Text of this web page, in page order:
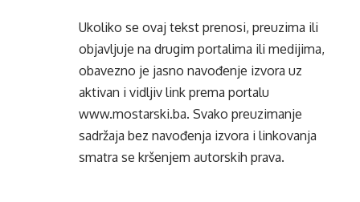
Ukoliko se ovaj tekst prenosi, preuzima ili
objavljuje na drugim portalima ili medijima,
obavezno je jasno navođenje izvora uz
aktivan i vidljiv link prema portalu
www.mostarski.ba. Svako preuzimanje
sadržaja bez navođenja izvora i linkovanja
smatra se kršenjem autorskih prava.